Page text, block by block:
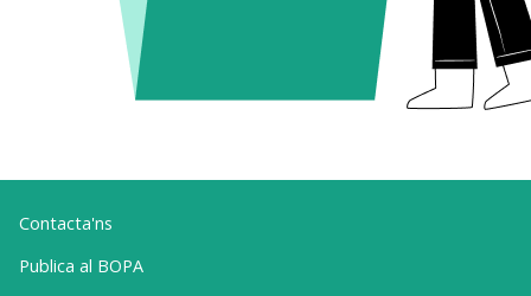
Contacta'ns
Publica al BOPA